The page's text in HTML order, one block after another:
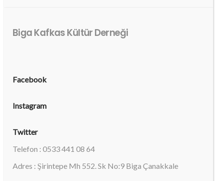
Biga Kafkas Kültür Derneği
Facebook
Instagram
Twitter
Telefon : 0533 441 08 64
Adres : Şirintepe Mh 552. Sk No:9 Biga Çanakkale